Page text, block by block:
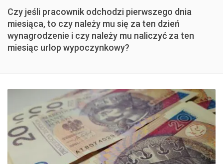
Czy jeśli pracownik odchodzi pierwszego dnia
miesiąca, to czy należy mu się za ten dzień
wynagrodzenie i czy należy mu naliczyć za ten
miesiąc urlop wypoczynkowy?